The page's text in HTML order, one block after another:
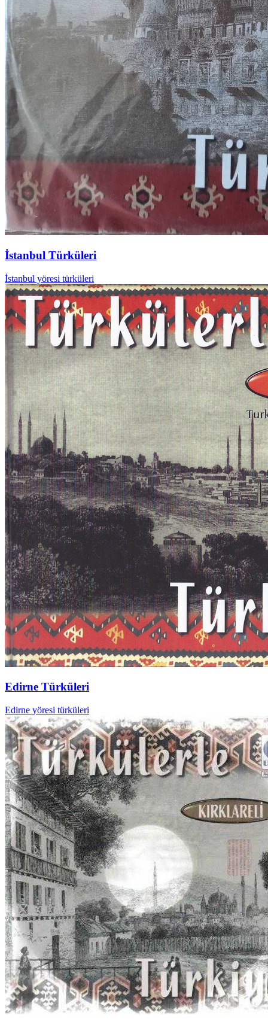
İstanbul Türküleri
İstanbul yöresi türküleri
Edirne Türküleri
Edirne yöresi türküleri